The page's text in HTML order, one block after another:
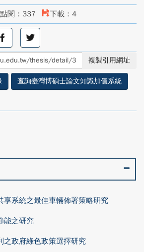
點閱：337 下載：4
分
享
至
twitter
複製引用網址
查詢臺灣博碩士論文知識加值系統
享系統之最佳車輛佈署策略研究
能之研究
之政府綠色政策選擇研究